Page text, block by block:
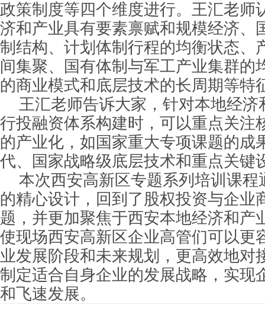
政策制度等四个维度进行。王汇老师
济和产业具有要素禀赋和规模经济、
制结构、计划体制行程的均衡状态、
间集聚、国有体制与军工产业集群的
的商业模式和底层技术的长周期等特
王汇老师告诉大家，针对本地经济
行投融资体系构建时，可以重点关注
的产业化，如国家重大专项课题的成
代、国家战略级底层技术和重点关键
本次西安高新区专题系列培训课程
的精心设计，回到了股权投资与企业
题，并更加聚焦于西安本地经济和产
使现场西安高新区企业高管们可以更
业发展阶段和未来规划，更高效地对
制定适合自身企业的发展战略，实现
和飞速发展。